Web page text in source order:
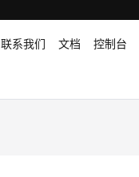
联系我们 文档 控制台